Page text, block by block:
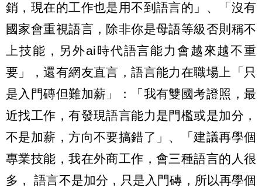
銷，現在的工作也是用不到語言的」、「沒有
國家會重視語言，除非你是母語等級否則稱不
上技能，另外ai時代語言能力會越來越不重
要」，還有網友直言，語言能力在職場上「只
是入門磚但難加薪」：「我有雙國考證照，最
近找工作，有發現語言能力是門檻或是加分，
不是加薪，方向不要搞錯了」、「建議再學個
專業技能，我在外商工作，會三種語言的人很
多， 語言不是加分，只是入門磚，所以再學個